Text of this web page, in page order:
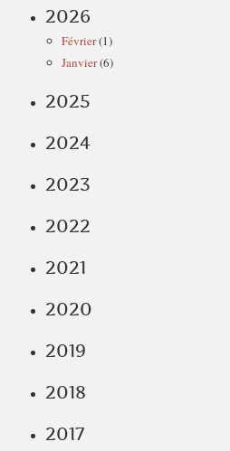
2026
Février(1)
Janvier(6)
2025
2024
2023
2022
2021
2020
2019
2018
2017